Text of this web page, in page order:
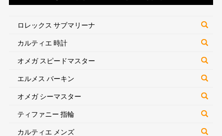
ロレックス サブマリーナ
カルティエ 時計
オメガ スピードマスター
エルメス バーキン
オメガ シーマスター
ティファニー 指輪
カルティエ メンズ